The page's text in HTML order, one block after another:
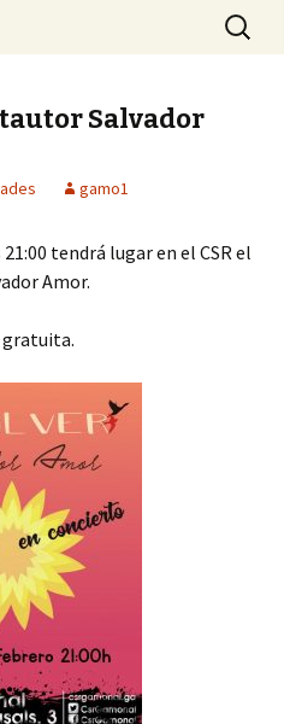
Gamonal Buscar:
Salvador
gamo1
tendrá lugar en el CSR el
Amor.
gratuita.